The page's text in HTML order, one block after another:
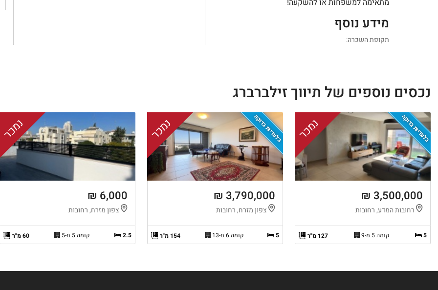
מתאימה למשפחות או להשקעה!
מידע נוסף
תקופת השכרה:
נכסים נוספים של תיווך זילברברג
בלעדיות בדוקה נמכר
3,500,000 ₪
רחובות המדע, רחובות
5 קומה 5 מ-9 127 מ"ר
בלעדיות בדוקה נמכר
3,790,000 ₪
צפון מזרח, רחובות
5 קומה 6 מ-13 154 מ"ר
נמכר
6,000 ₪
צפון מזרח, רחובות
2.5 קומה 5 מ-5 60 מ"ר